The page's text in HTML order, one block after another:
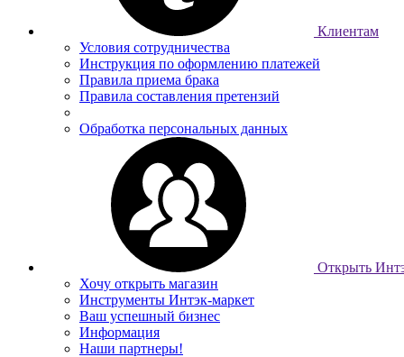
Клиентам
Условия сотрудничества
Инструкция по оформлению платежей
Правила приема брака
Правила составления претензий
Обработка персональных данных
Открыть
Хочу открыть магазин
Инструменты Интэк-маркет
Ваш успешный бизнес
Информация
Наши партнеры!